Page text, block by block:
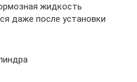
жидкость
даже после установки